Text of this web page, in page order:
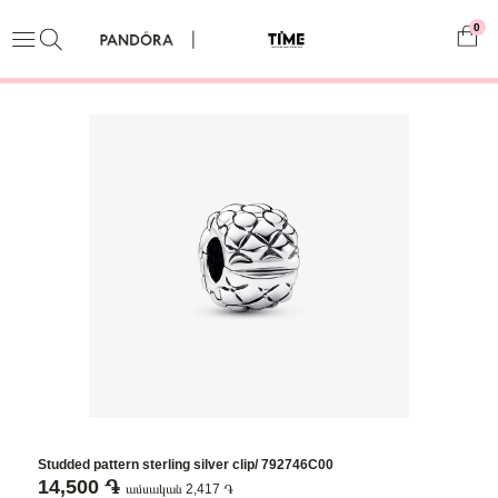
0
Studded pattern sterling silver clip/ 792746C00
14,500 ֏ամսական 2,417 ֏